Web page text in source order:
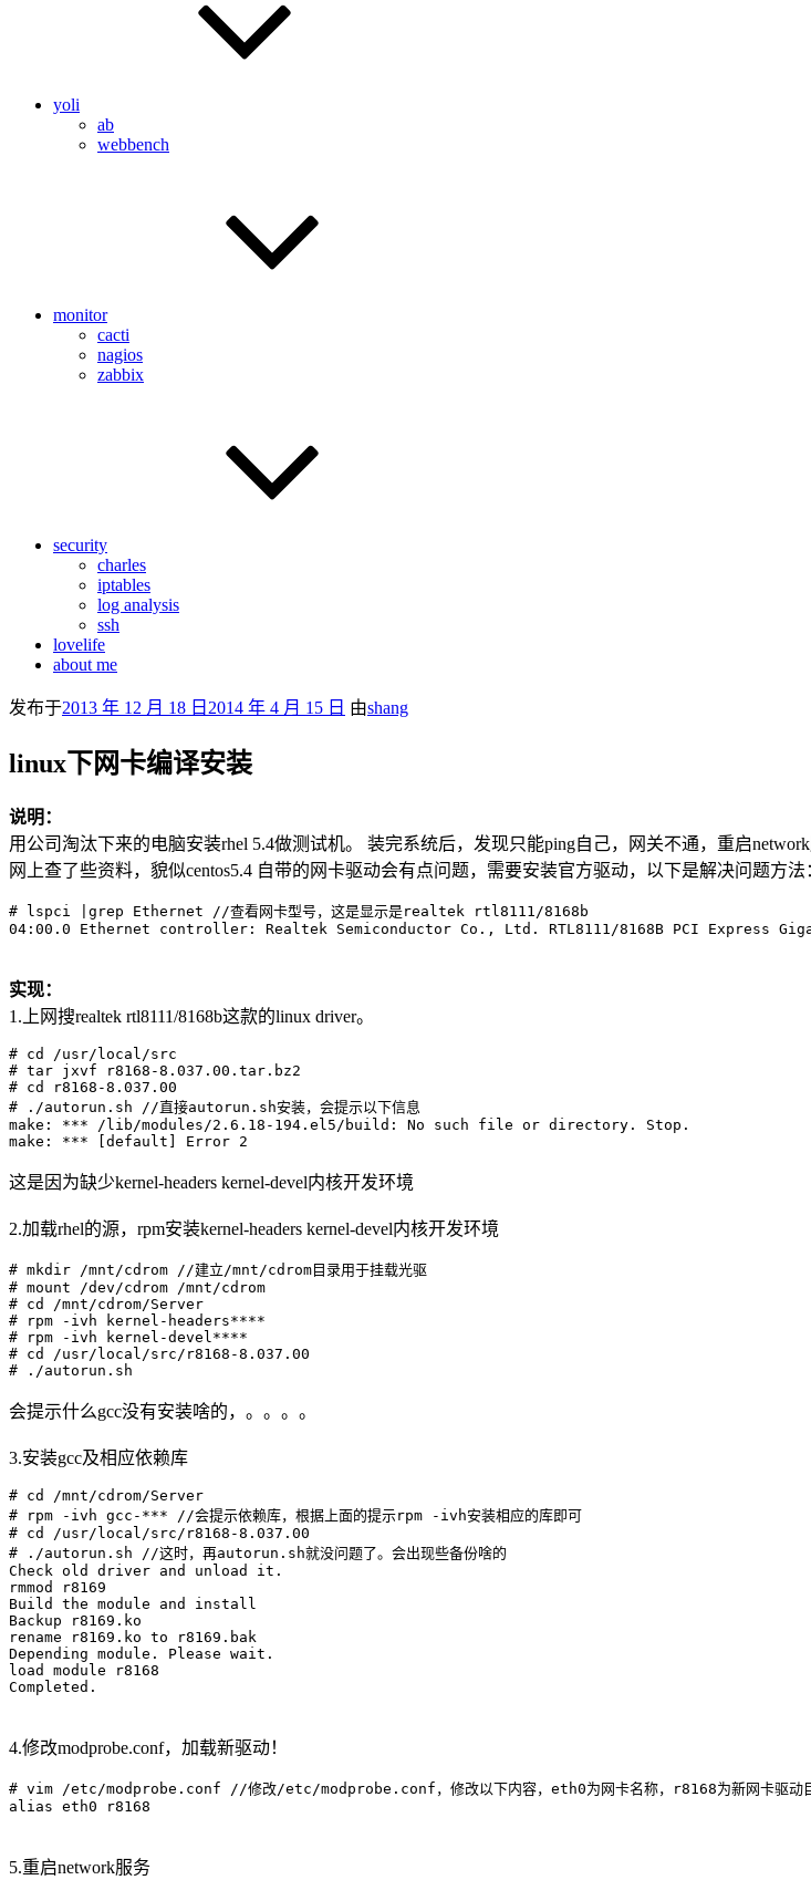
yoli
ab
webbench
monitor
cacti
nagios
zabbix
security
charles
iptables
log analysis
ssh
lovelife
about me
发布于2013 年 12 月 18 日 2014 年 4 月 15 日 由shang
linux下网卡编译安装
说明：
用公司淘汰下来的电脑安装rhel 5.4做测试机。 装完系统后，发现只能ping自己，网关不通，重启network
网上查了些资料，貌似centos5.4 自带的网卡驱动会有点问题，需要安装官方驱动，以下是解决问题方法
# lspci |grep Ethernet //查看网卡型号，这是显示是realtek rtl8111/8168b
实现：
1.上网搜realtek rtl8111/8168b这款的linux driver。
# cd /usr/local/src
# tar jxvf r8168-8.037.00.tar.bz2
# cd r8168-8.037.00
# ./autorun.sh //直接autorun.sh安装，会提示以下信息
make: *** /lib/modules/2.6.18-194.el5/build: No such file or directory. Stop.
这是因为缺少kernel-headers kernel-devel内核开发环境
2.加载rhel的源，rpm安装kernel-headers kernel-devel内核开发环境
# mkdir /mnt/cdrom //建立/mnt/cdrom目录用于挂载光驱
# mount /dev/cdrom /mnt/cdrom
# cd /mnt/cdrom/Server
# rpm -ivh kernel-headers****
# rpm -ivh kernel-devel****
# cd /usr/local/src/r8168-8.037.00
会提示什么gcc没有安装啥的，。。。。
3.安装gcc及相应依赖库
# cd /mnt/cdrom/Server
# rpm -ivh gcc-*** //会提示依赖库，根据上面的提示rpm -ivh安装相应的库即可
# cd /usr/local/src/r8168-8.037.00
# ./autorun.sh //这时，再autorun.sh就没问题了。会出现些备份啥的
Check old driver and unload it.
rmmod r8169
Build the module and install
Backup r8169.ko
rename r8169.ko to r8169.bak
Depending module. Please wait.
load module r8168
4.修改modprobe.conf，加载新驱动！
# vim /etc/modprobe.conf //修改/etc/modprobe.conf，修改以下内容，eth0为网卡名称，r8168为新网卡驱动
5.重启network服务